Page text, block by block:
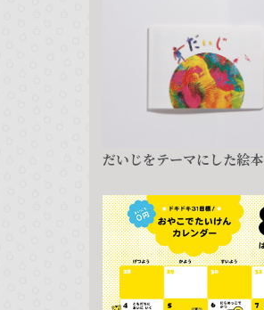
だいじをテーマにした絵本